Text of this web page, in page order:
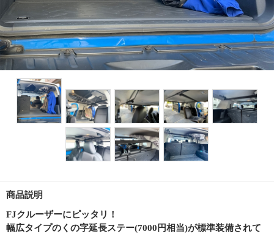
商品説明
FJクルーザーにピッタリ！
幅広タイプのくの字延長ステー(7000円相当)が標準装備されて